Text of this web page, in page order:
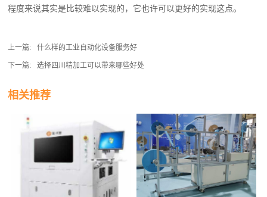
程度来说其实是比较难以实现的，它也许可以更好的实现这点。
上一篇: 什么样的工业自动化设备服务好
下一篇: 选择四川精加工可以带来哪些好处
相关推荐